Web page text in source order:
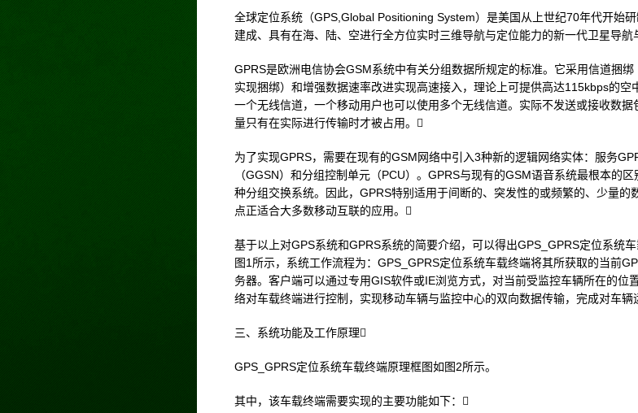
全球定位系统（GPS,Global Positioning System）是美国从上世纪70年代开始
建成、具有在海、陆、空进行全方位实时三维导航与定位能力的新一代卫星导航
GPRS是欧洲电信协会GSM系统中有关分组数据所规定的标准。它采用信道捆
实现捆绑）和增强数据速率改进实现高速接入，理论上可提供高达115kbps的
一个无线信道，一个移动用户也可以使用多个无线信道。实际不发送或接收数
量只有在实际进行传输时才被占用。
为了实现GPRS，需要在现有的GSM网络中引入3种新的逻辑网络实体：服务
（GGSN）和分组控制单元（PCU）。GPRS与现有的GSM语音系统最根本的
种分组交换系统。因此，GPRS特别适用于间断的、突发性的或频繁的、少量
点正适合大多数移动互联的应用。
基于以上对GPS系统和GPRS系统的简要介绍，可以得出GPS_GPRS定位系统
图1所示，系统工作流程为：GPS_GPRS定位系统车载终端将其所获取的当前
务器。客户端可以通过专用GIS软件或IE浏览方式，对当前受监控车辆所在的位
络对车载终端进行控制，实现移动车辆与监控中心的双向数据传输，完成对车辆
三、系统功能及工作原理
GPS_GPRS定位系统车载终端原理框图如图2所示。
其中，该车载终端需要实现的主要功能如下：